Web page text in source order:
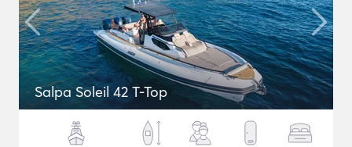
Salpa Soleil 42 T-Top